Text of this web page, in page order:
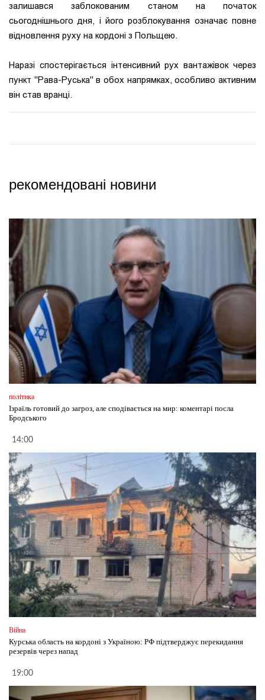
залишався заблокованим станом на початок
сьогоднішнього дня, і його розблокування означає повне
відновлення руху на кордоні з Польщею.
Наразі спостерігається інтенсивний рух вантажівок через
пункт "Рава-Руська" в обох напрямках, особливо активним
він став вранці.
рекомендовані новини
політика
Ізраїль готовий до загроз, але сподівається на мир: коментарі посла
Бродського
14:00
Війна
Курська область на кордоні з Україною: РФ підтверджує перекидання
резервів через напад
19:00